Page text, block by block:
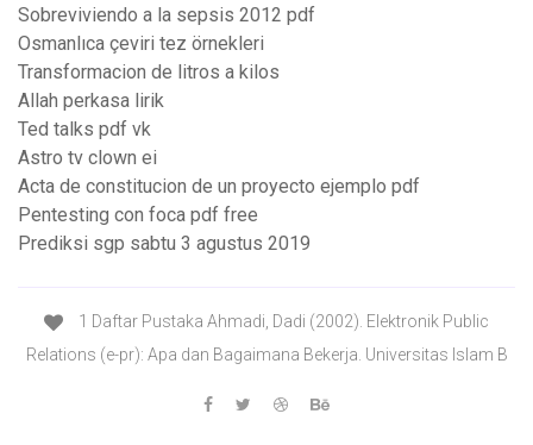
Sobreviviendo a la sepsis 2012 pdf
Osmanlıca çeviri tez örnekleri
Transformacion de litros a kilos
Allah perkasa lirik
Ted talks pdf vk
Astro tv clown ei
Acta de constitucion de un proyecto ejemplo pdf
Pentesting con foca pdf free
Prediksi sgp sabtu 3 agustus 2019
1 Daftar Pustaka Ahmadi, Dadi (2002). Elektronik Public
Relations (e-pr): Apa dan Bagaimana Bekerja. Universitas Islam B